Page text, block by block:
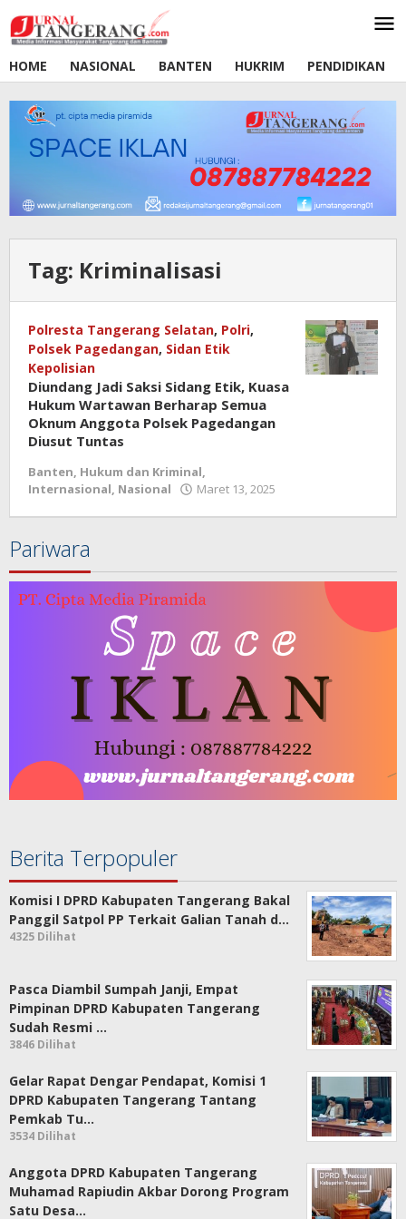
ke
konten
HOME
NASIONAL BANTEN HUKRIM PENDIDIKAN
Tag: Kriminalisasi
Polresta Tangerang Selatan, Polri,
Polsek Pagedangan, Sidan Etik
Kepolisian
Diundang Jadi Saksi Sidang Etik, Kuasa
Hukum Wartawan Berharap Semua
Oknum Anggota Polsek Pagedangan
Diusut Tuntas
Banten, Hukum dan Kriminal,
Internasional, Nasional Maret 13, 2025
Pariwara
Berita Terpopuler
Komisi I DPRD Kabupaten Tangerang Bakal
Panggil Satpol PP Terkait Galian Tanah d…
4325 Dilihat
Pasca Diambil Sumpah Janji, Empat
Pimpinan DPRD Kabupaten Tangerang
Sudah Resmi …
3846 Dilihat
Gelar Rapat Dengar Pendapat, Komisi 1
DPRD Kabupaten Tangerang Tantang
Pemkab Tu…
3534 Dilihat
Anggota DPRD Kabupaten Tangerang
Muhamad Rapiudin Akbar Dorong Program
Satu Desa…